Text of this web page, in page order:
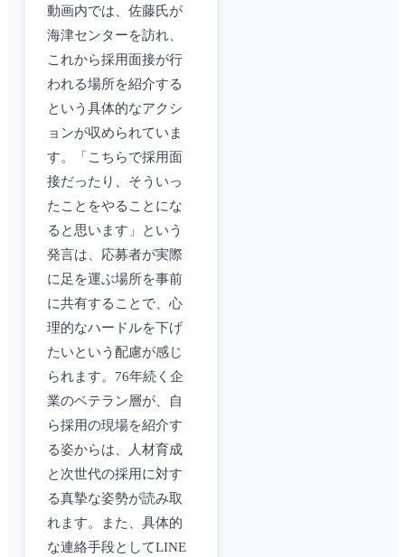
動画内では、佐藤氏が
海津センターを訪れ、
これから採用面接が行
われる場所を紹介する
という具体的なアクシ
ョンが収められていま
す。「こちらで採用面
接だったり、そういっ
たことをやることにな
ると思います」という
発言は、応募者が実際
に足を運ぶ場所を事前
に共有することで、心
理的なハードルを下げ
たいという配慮が感じ
られます。76年続く企
業のベテラン層が、自
ら採用の現場を紹介す
る姿からは、人材育成
と次世代の採用に対す
る真摯な姿勢が読み取
れます。また、具体的
な連絡手段としてLINE